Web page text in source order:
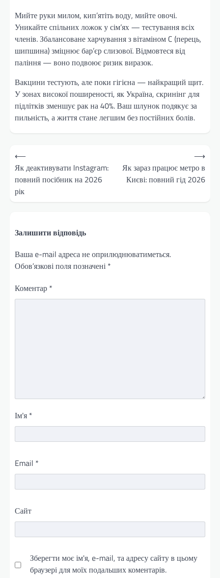
Мийте руки милом, кип’ятіть воду, мийте овочі.
Уникайте спільних ложок у сім’ях — тестування всіх
членів. Збалансоване харчування з вітаміном C (перець,
шипшина) зміцнює бар’єр слизової. Відмовтеся від
паління — воно подвоює ризик виразок.
Вакцини тестують, але поки гігієна — найкращий щит.
У зонах високої поширеності, як Україна, скринінг для
підлітків зменшує рак на 40%. Ваш шлунок подякує за
пильність, а життя стане легшим без постійних болів.
Навігація
записів
⟵
Як деактивувати Instagram:
повний посібник на 2026
рік
Як зараз працює метро в
Києві: повний гід 2026
⟶
Залишити відповідь
Ваша e-mail адреса не оприлюднюватиметься.
Обов’язкові поля позначені *
Коментар *
Ім'я *
Email *
Сайт
Зберегти моє ім'я, e-mail, та адресу сайту в цьому
браузері для моїх подальших коментарів.